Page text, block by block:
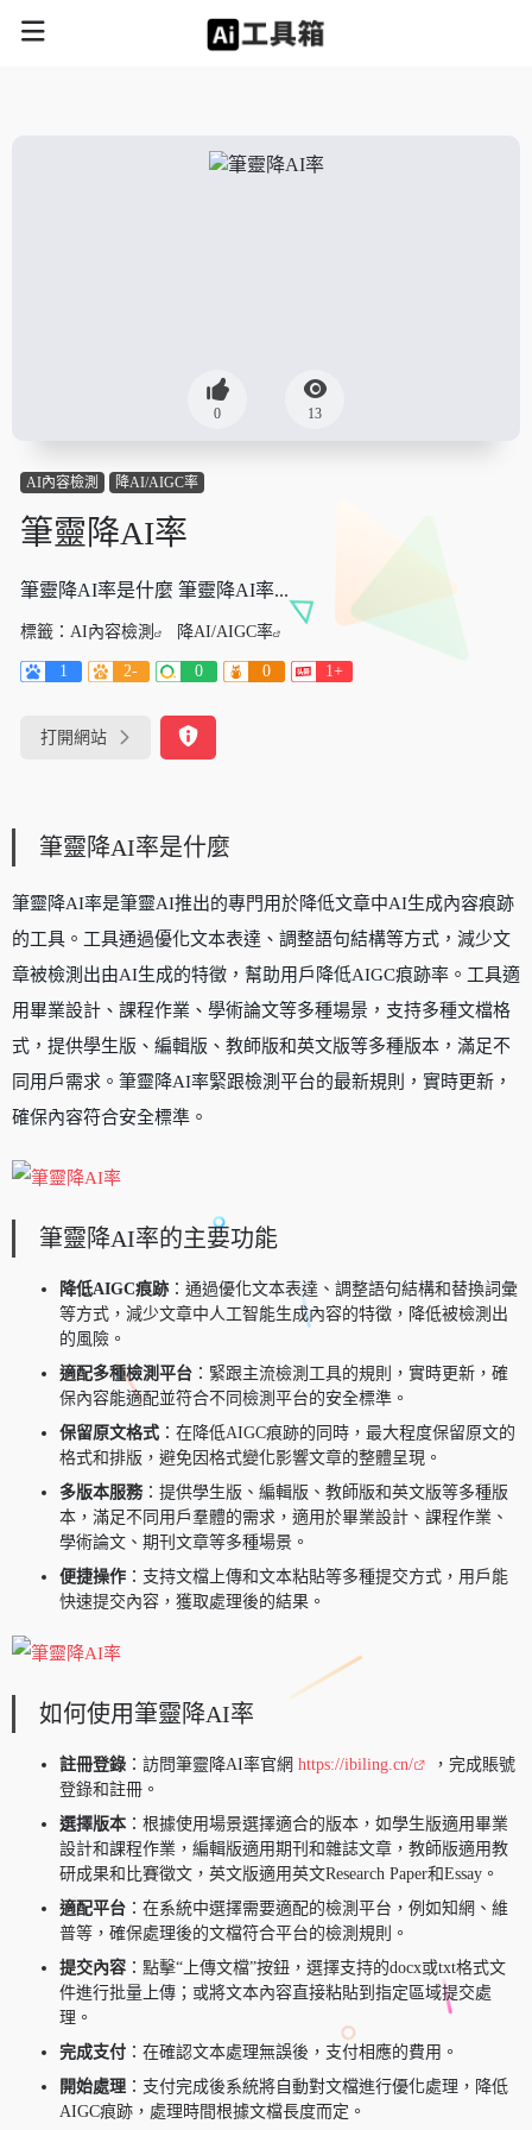
0 13
AI內容檢測 降AI/AIGC率
筆靈降AI率
筆靈降AI率是什麼 筆靈降AI率...
標籤： AI內容檢測 降AI/AIGC率
1 2- 0 0 1+
打開網站
筆靈降AI率是什麼
筆靈降AI率是筆靈AI推出的專門用於降低文章中AI生成內容痕跡
的工具。工具通過優化文本表達、調整語句結構等方式，減少文
章被檢測出由AI生成的特徵，幫助用戶降低AIGC痕跡率。工具適
用畢業設計、課程作業、學術論文等多種場景，支持多種文檔格
式，提供學生版、編輯版、教師版和英文版等多種版本，滿足不
同用戶需求。筆靈降AI率緊跟檢測平台的最新規則，實時更新，
確保內容符合安全標準。
筆靈降AI率的主要功能
降低AIGC痕跡 ：通過優化文本表達、調整語句結構和替換詞彙
等方式，減少文章中人工智能生成內容的特徵，降低被檢測出
的風險。
適配多種檢測平台 ：緊跟主流檢測工具的規則，實時更新，確
保內容能適配並符合不同檢測平台的安全標準。
保留原文格式 ：在降低AIGC痕跡的同時，最大程度保留原文的
格式和排版，避免因格式變化影響文章的整體呈現。
多版本服務 ：提供學生版、編輯版、教師版和英文版等多種版
本，滿足不同用戶羣體的需求，適用於畢業設計、課程作業、
學術論文、期刊文章等多種場景。
便捷操作 ：支持文檔上傳和文本粘貼等多種提交方式，用戶能
快速提交內容，獲取處理後的結果。
如何使用筆靈降AI率
註冊登錄 ：訪問筆靈降AI率官網 https://ibiling.cn/
，完成賬號
登錄和註冊。
選擇版本 ：根據使用場景選擇適合的版本，如學生版適用畢業
設計和課程作業，編輯版適用期刊和雜誌文章，教師版適用教
研成果和比賽徵文，英文版適用英文Research Paper和Essay。
適配平台 ：在系統中選擇需要適配的檢測平台，例如知網、維
普等，確保處理後的文檔符合平台的檢測規則。
提交內容 ：點擊“上傳文檔”按鈕，選擇支持的docx或txt格式文
件進行批量上傳；或將文本內容直接粘貼到指定區域提交處
理。
完成支付 ：在確認文本處理無誤後，支付相應的費用。
開始處理 ：支付完成後系統將自動對文檔進行優化處理，降低
AIGC痕跡，處理時間根據文檔長度而定。